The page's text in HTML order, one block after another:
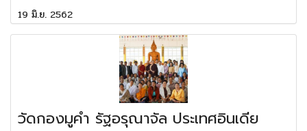
19 มิ.ย. 2562
วัดกองมูคำ รัฐอรุณาจัล ประเทศอินเดีย